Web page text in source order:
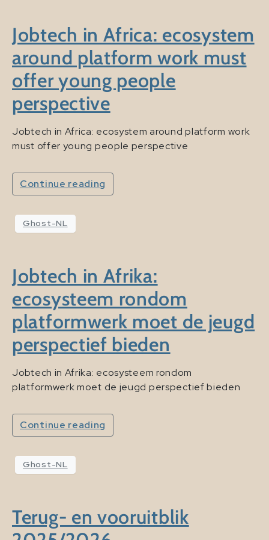
Jobtech in Africa: ecosystem
around platform work must
offer young people
perspective
Jobtech in Africa: ecosystem around platform work
must offer young people perspective
Continue reading
Ghost-NL
Jobtech in Afrika:
ecosysteem rondom
platformwerk moet de jeugd
perspectief bieden
Jobtech in Afrika: ecosysteem rondom
platformwerk moet de jeugd perspectief bieden
Continue reading
Ghost-NL
Terug- en vooruitblik